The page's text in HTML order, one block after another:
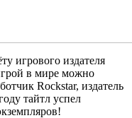
игрового издателя
в мире можно
Rockstar, издатель
тайтл успел